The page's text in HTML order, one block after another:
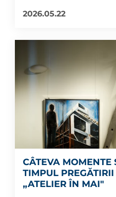
2026.05.22
CÂTEVA MOMENTE
TIMPUL
„ATELIER ÎN MAI"